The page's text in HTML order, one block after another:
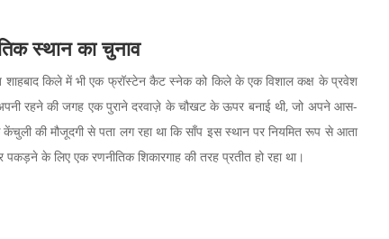
स्थान का चुनाव
शाहबाद किले में भी एक फ्रॉस्टेन कैट स्नेक को किले के एक विशाल कक्ष के प्रवेश
अपनी रहने की जगह एक पुराने दरवाज़े के चौखट के ऊपर बनाई थी, जो अपने आस-
केंचुली की मौजूदगी से पता लग रहा था कि साँप इस स्थान पर नियमित रूप से आता
के लिए एक रणनीतिक शिकारगाह की तरह प्रतीत हो रहा था।